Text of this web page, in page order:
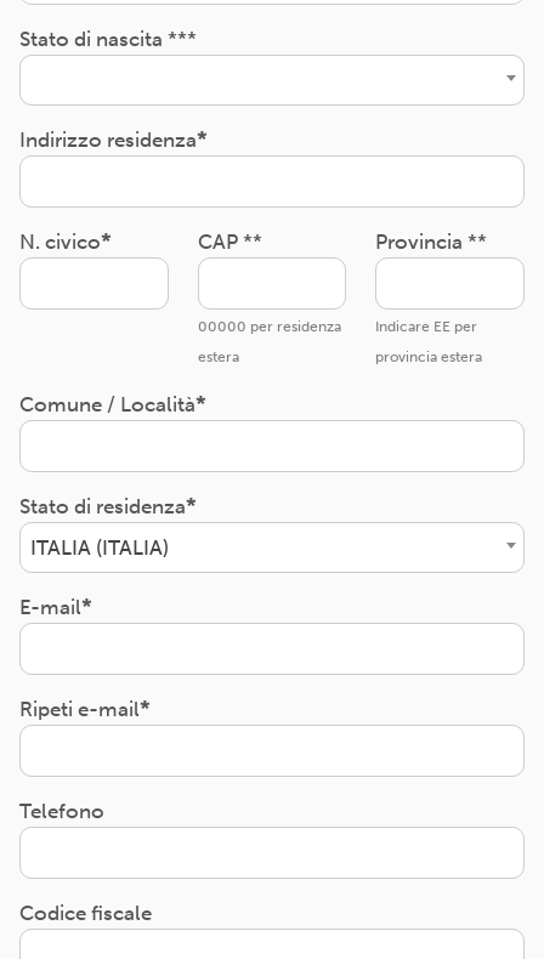
Stato di nascita ***
Indirizzo residenza
N. civico CAP **
00000 per residenza
estera
Provincia **
Indicare EE per
provincia estera
Comune / Località
Stato di residenza
ITALIA (ITALIA)
E-mail
Ripeti e-mail
Telefono
Codice fiscale